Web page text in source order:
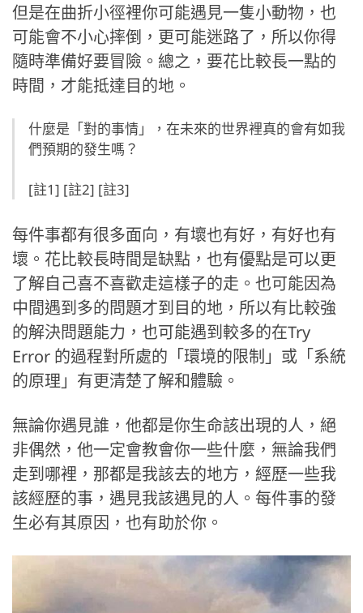
但是在曲折小徑裡你可能遇見一隻小動物，也
可能會不小心摔倒，更可能迷路了，所以你得
隨時準備好要冒險。總之，要花比較長一點的
時間，才能抵達目的地。
什麼是「對的事情」，在未來的世界裡真的會有如我
們預期的發生嗎？
[註1] [註2] [註3]
每件事都有很多面向，有壞也有好，有好也有
壞。花比較長時間是缺點，也有優點是可以更
了解自己喜不喜歡走這樣子的走。也可能因為
中間遇到多的問題才到目的地，所以有比較強
的解決問題能力，也可能遇到較多的在Try
Error 的過程對所處的「環境的限制」或「系統
的原理」有更清楚了解和體驗。
無論你遇見誰，他都是你生命該出現的人，絕
非偶然，他一定會教會你一些什麼，無論我們
走到哪裡，那都是我該去的地方，經歷一些我
該經歷的事，遇見我該遇見的人。每件事的發
生必有其原因，也有助於你。